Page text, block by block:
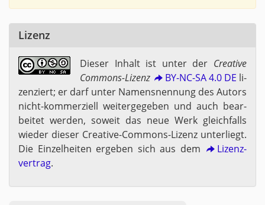
Li­zenz
Die­ser In­halt ist unter der Crea­ti­ve
Com­mons-Li­zenz
BY-NC-SA 4.0 DE li­
zen­ziert; er darf unter Na­mens­nen­nung des Au­tors
nicht-kom­mer­zi­ell wei­ter­ge­ge­ben und auch be­ar­
bei­tet wer­den, so­weit das neue Werk gleich­falls
wie­der die­ser Crea­ti­ve-Com­mons-Li­zenz un­ter­liegt.
Die Ein­zel­hei­ten er­ge­ben sich aus dem
Li­zenz­
ver­trag.